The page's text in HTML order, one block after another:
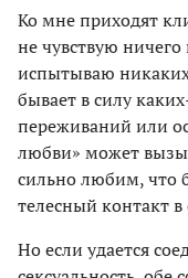
Ко мне приходят
не чувствую
испытываю никаких
бывает в силу
переживаний или
любви» может
сильно любим, что
телесный контакт в
Но если удается